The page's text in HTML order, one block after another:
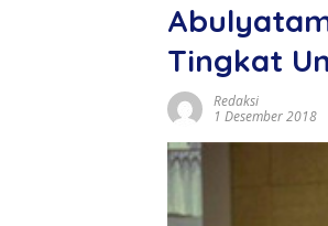
Tingkat
Redaksi
1 Desember 2018